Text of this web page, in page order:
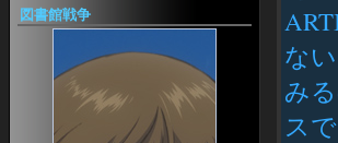
な
み
ス
from
久々にblosxomいじりをしてみま
from
fromJesuren
fromスーパーコピーアク
セサリー750
station-Sebilis
ギルド検索
日本語版特設
アドベンチャーパック
Splitpaw Saga
Splitpaw Saga購入
図書館戦争